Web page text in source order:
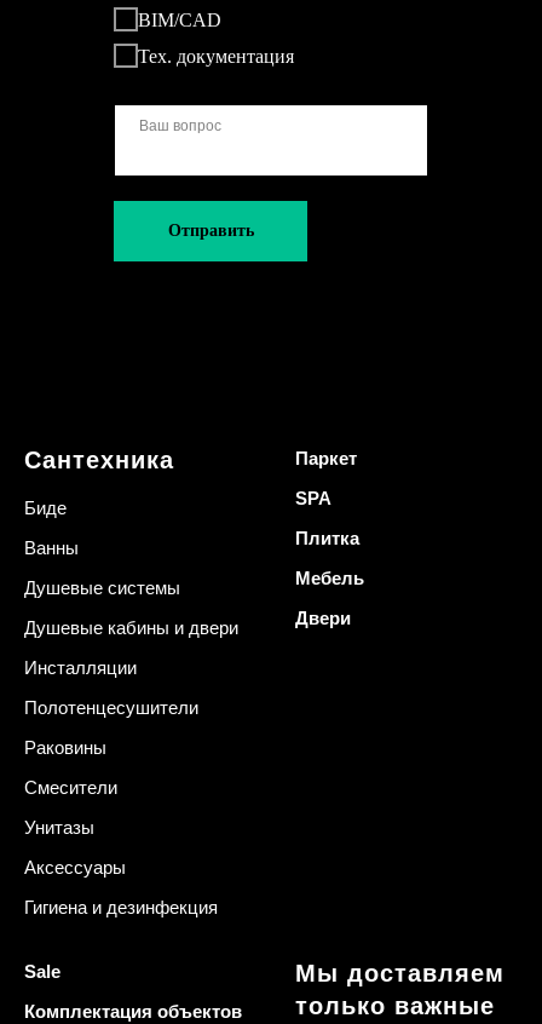
BIM/CAD
Тех. документация
Отправить
Сантехника
Биде
Ванны
Душевые системы
Душевые кабины и двери
Инсталляции
Полотенцесушители
Раковины
Смесители
Унитазы
Аксессуары
Гигиена и дезинфекция
Паркет
SPA
Плитка
Мебель
Двери
Sale
Комплектация объектов
Мы доставляем
только важные